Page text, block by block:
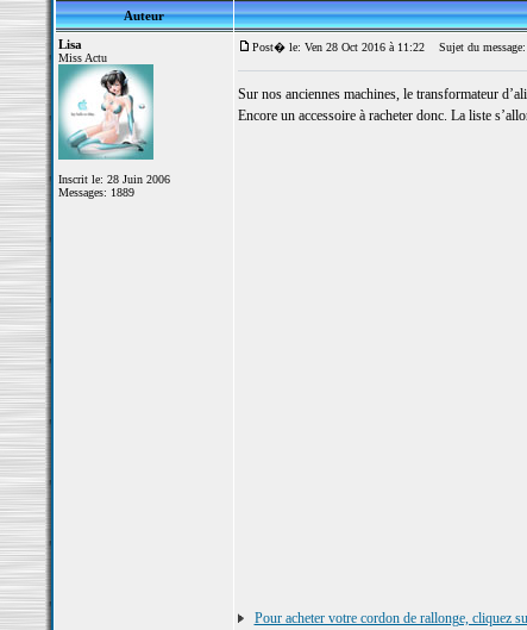
Auteur
Lisa
Miss Actu
Inscrit le: 28 Juin 2006
Messages: 1889
Post� le: Ven 28 Oct 2016 à 11:22 Sujet du
Sur nos anciennes machines, le transformateur
Encore un accessoire à racheter donc. La liste
Pour acheter votre cordon de rallonge, cliquez